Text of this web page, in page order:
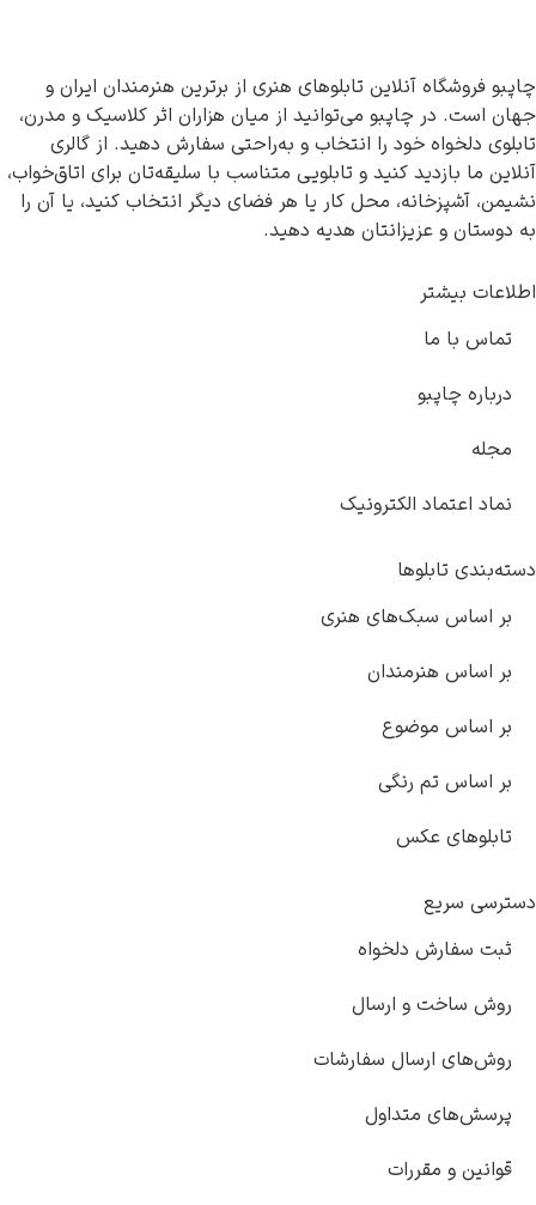
چاپبو فروشگاه آنلاین تابلوهای هنری از برترین هنرمندان ایران و
جهان است. در چاپبو می‌توانید از میان هزاران اثر کلاسیک و مدرن،
تابلوی دلخواه خود را انتخاب و به‌راحتی سفارش دهید. از گالری
آنلاین ما بازدید کنید و تابلویی متناسب با سلیقه‌تان برای اتاق‌خواب،
نشیمن، آشپزخانه، محل کار یا هر فضای دیگر انتخاب کنید، یا آن را
به دوستان و عزیزانتان هدیه دهید.
اطلاعات بیشتر
تماس با ما
درباره چاپبو
مجله
نماد اعتماد الکترونیک
دسته‌بندی تابلوها
بر اساس سبک‌های هنری
بر اساس هنرمندان
بر اساس موضوع
بر اساس تم رنگی
تابلوهای عکس
دسترسی سریع
ثبت سفارش دلخواه
روش ساخت و ارسال
روش‌های ارسال سفارشات
پرسش‌های متداول
قوانین و مقررات